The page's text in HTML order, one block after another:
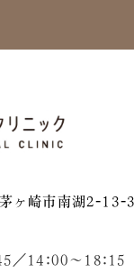
ヶ崎市南湖2-13-
／14:00〜18:15